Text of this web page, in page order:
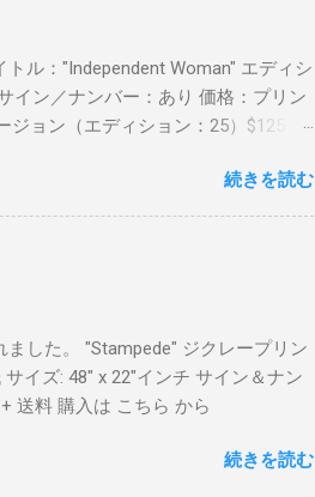
ル："Independent Woman" エディシ
イン／ナンバー：あり 価格：プリン
ジョン（エディション：25）$125 購
続きを読む
した。 "Stampede" ジクレープリン
イズ: 48" x 22"インチ サイン＆ナン
送料 購入は こちら から
続きを読む